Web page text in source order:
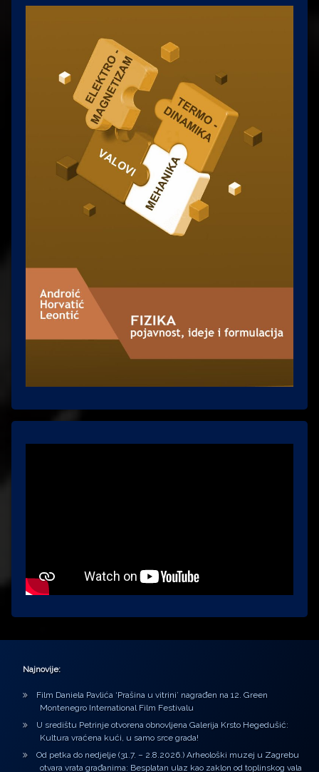
Najnovije:
Film Daniela Pavlića ‘Prašina u vitrini’ nagrađen na 12. Green
Montenegro International Film Festivalu
U središtu Petrinje otvorena obnovljena Galerija Krsto Hegedušić:
Kultura vraćena kući, u samo srce grada!
Od petka do nedjelje (31.7. – 2.8.2026.) Arheološki muzej u Zagrebu
otvara vrata građanima: Besplatan ulaz kao zaklon od toplinskog vala